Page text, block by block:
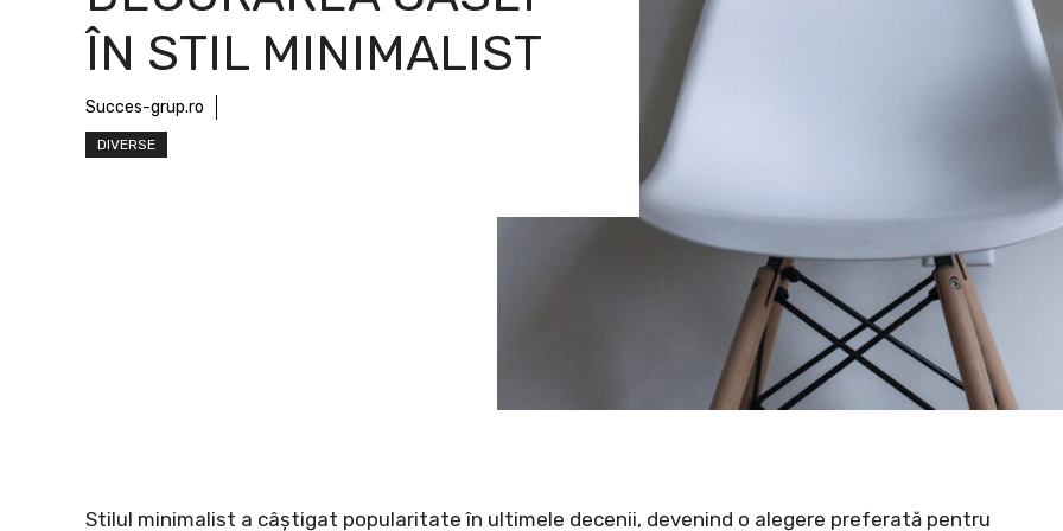
ÎN STIL MINIMALIST
Succes-grup.ro
DIVERSE
Stilul minimalist a câștigat popularitate în ultimele decenii, devenind o alegere preferată pentru